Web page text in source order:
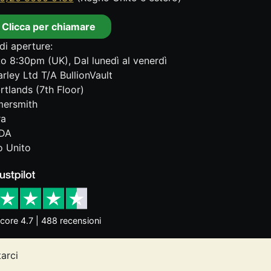
per chiamare
aperture:
8:30pm (UK), Dal lunedì al venerdì
Ltd T/A BullionVault
(7th Floor)
Unito
4.7 | 488 recensioni
dell'andamento futuro. Nulla di